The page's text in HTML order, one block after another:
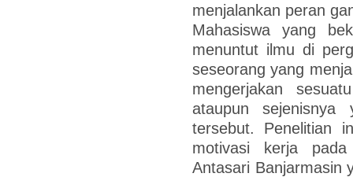
menjalankan peran
Mahasiswa yang
menuntut ilmu di
seseorang yang
mengerjakan
ataupun
tersebut. Penelitian
motivasi kerja
Antasari Banjarmasin